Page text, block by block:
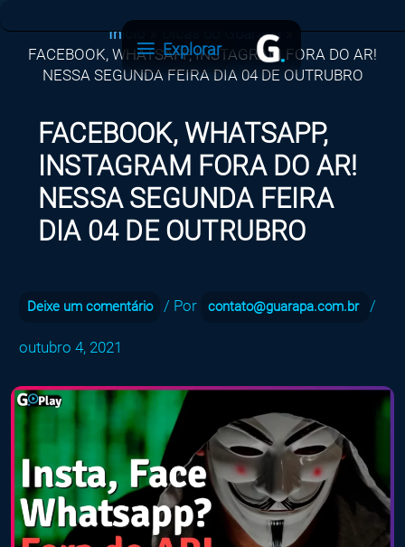
para
Explorar
Explorar
Início
Dicas do Guarapa
FACEBOOK, WHATSAPP, INSTAGRAM FORA DO AR!
NESSA SEGUNDA FEIRA DIA 04 DE OUTRUBRO
FACEBOOK, WHATSAPP,
INSTAGRAM FORA DO AR!
NESSA SEGUNDA FEIRA
DIA 04 DE OUTRUBRO
Deixe um comentário / Por contato@guarapa.com.br /
outubro 4, 2021